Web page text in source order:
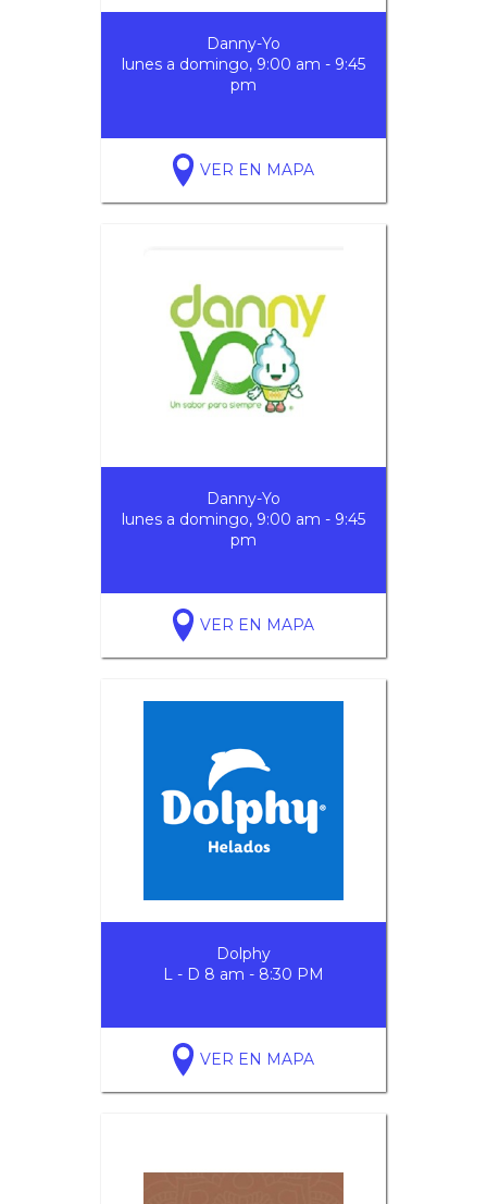
Danny-Yo
lunes a domingo, 9:00 am - 9:45
pm
VER EN MAPA
Danny-Yo
lunes a domingo, 9:00 am - 9:45
pm
VER EN MAPA
Dolphy
L - D 8 am - 8:30 PM
VER EN MAPA